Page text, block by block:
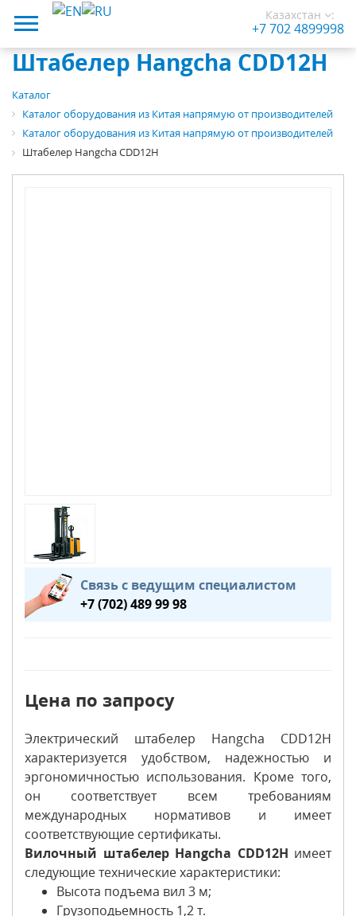
Казахстан
+7 702 4899998
:
Штабелер Hangcha CDD12H
Каталог
Каталог оборудования из Китая напрямую от производителей
Каталог оборудования из Китая напрямую от производителей
Штабелер Hangcha CDD12H
Связь с ведущим специалистом
+7 (702) 489 99 98
Цена по запросу
Электрический штабелер Hangcha CDD12H
характеризуется удобством, надежностью и
эргономичностью использования. Кроме того,
он соответствует всем требованиям
международных нормативов и имеет
соответствующие сертификаты.
Вилочный штабелер Hangcha CDD12H имеет
следующие технические характеристики:
Высота подъема вил 3 м;
Грузоподьемность 1,2 т.